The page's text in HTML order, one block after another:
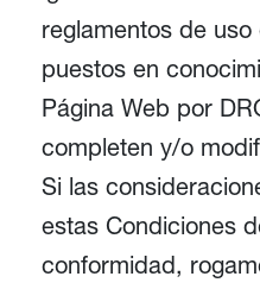
reglamentos de
puestos en
Página Web por
completen y/o
Si las
estas Condiciones
conformidad,